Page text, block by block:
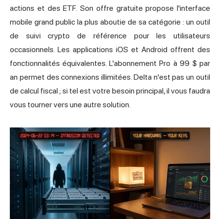
actions et des ETF. Son offre gratuite propose l'interface
mobile grand public la plus aboutie de sa catégorie : un outil
de suivi crypto de référence pour les utilisateurs
occasionnels. Les applications iOS et Android offrent des
fonctionnalités équivalentes. L'abonnement Pro à 99 $ par
an permet des connexions illimitées. Delta n'est pas un outil
de calcul fiscal ; si tel est votre besoin principal, il vous faudra
vous tourner vers une autre solution.